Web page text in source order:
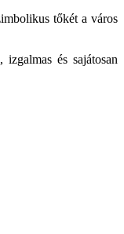
tőkét a város
és sajátosan